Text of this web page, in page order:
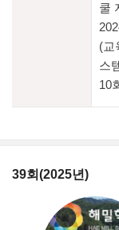
쿨
(교
스
10
39회(2025년)